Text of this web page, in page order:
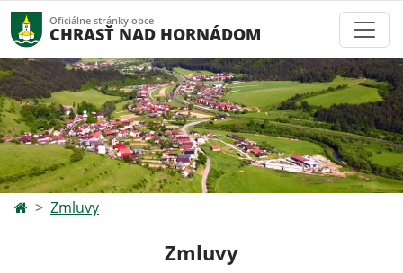
Oficiálne stránky obce
CHRASŤ NAD HORNÁDOM
Zmluvy
Zmluvy